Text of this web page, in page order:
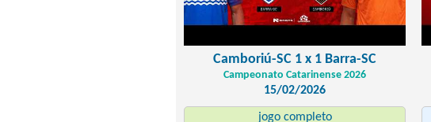
Camboriú-SC 1 x 1 Barra-SC
Campeonato Catarinense 2026
15/02/2026
jogo completo